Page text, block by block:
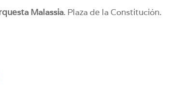
Malassia. Plaza de la Constitución.